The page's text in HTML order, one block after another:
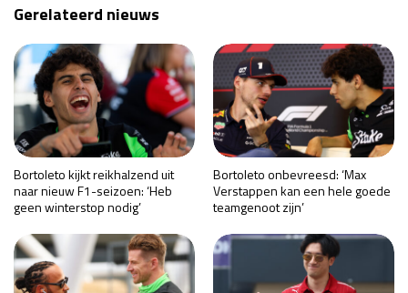
Gerelateerd nieuws
Bortoleto kijkt reikhalzend uit
naar nieuw F1-seizoen: ‘Heb
geen winterstop nodig’
Bortoleto onbevreesd: ‘Max
Verstappen kan een hele goede
teamgenoot zijn’